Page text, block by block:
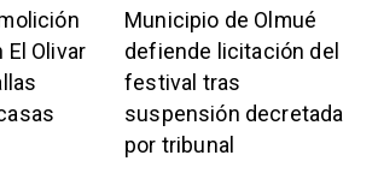
El Olivar
Municipio de Olmué
defiende licitación del
festival tras
suspensión decretada
por tribunal